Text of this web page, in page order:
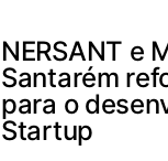
NERSANT e
Santarém
para o
Startup